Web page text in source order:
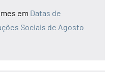
em Datas de
Sociais de Agosto